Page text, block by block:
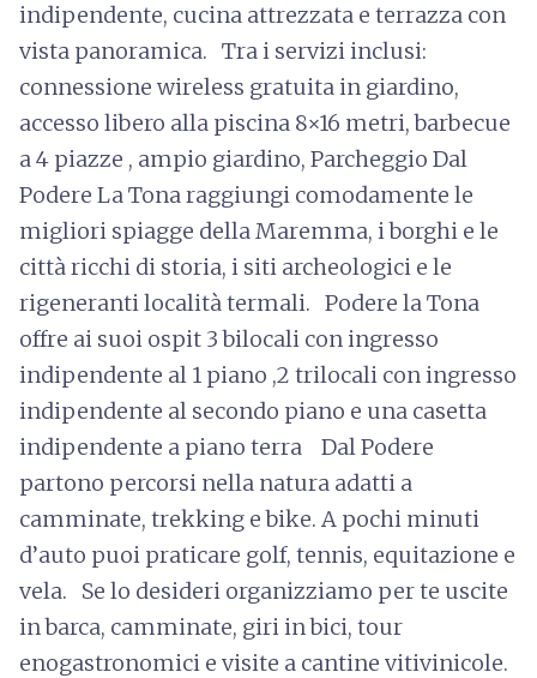
indipendente, cucina attrezzata e terrazza con
vista panoramica. Tra i servizi inclusi:
connessione wireless gratuita in giardino,
accesso libero alla piscina 8×16 metri, barbecue
a 4 piazze , ampio giardino, Parcheggio Dal
Podere La Tona raggiungi comodamente le
migliori spiagge della Maremma, i borghi e le
città ricchi di storia, i siti archeologici e le
rigeneranti località termali. Podere la Tona
offre ai suoi ospit 3 bilocali con ingresso
indipendente al 1 piano ,2 trilocali con ingresso
indipendente al secondo piano e una casetta
indipendente a piano terra Dal Podere
partono percorsi nella natura adatti a
camminate, trekking e bike. A pochi minuti
d’auto puoi praticare golf, tennis, equitazione e
vela. Se lo desideri organizziamo per te uscite
in barca, camminate, giri in bici, tour
enogastronomici e visite a cantine vitivinicole.